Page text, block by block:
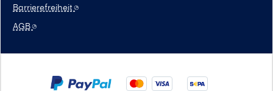
Barrierefreiheit
AGB